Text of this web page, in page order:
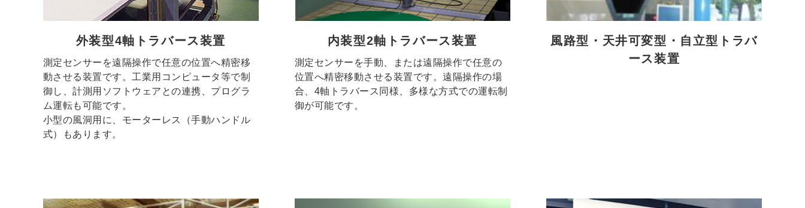
外装型4軸トラバース装置
測定センサーを遠隔操作で任意の位置へ精密移
動させる装置です。工業用コンピュータ等で制
御し、計測用ソフトウェアとの連携、プログラ
ム運転も可能です。
小型の風洞用に、モーターレス（手動ハンドル
式）もあります。
内装型2軸トラバース装置
測定センサーを手動、または遠隔操作で任意の
位置へ精密移動させる装置です。遠隔操作の場
合、4軸トラバース同様、多様な方式での運転制
御が可能です。
風路型・天井可変型・自立型トラバ
ース装置